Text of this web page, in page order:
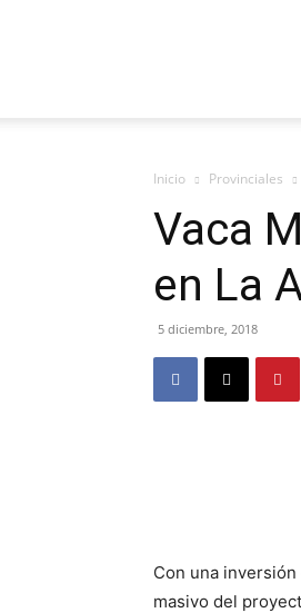
Inicio Provinciales
Vaca
en La
5 diciembre, 2018
Con una
masivo del